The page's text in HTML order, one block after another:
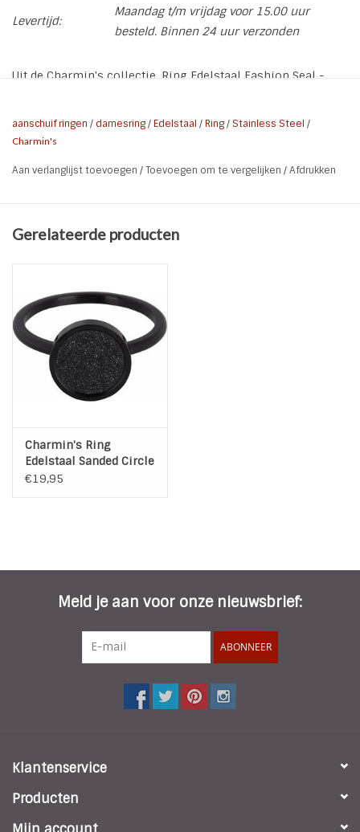
Levertijd:
Maandag t/m vrijdag voor 15.00 uur
besteld. Binnen 24 uur verzonden
Uit de Charmin's collectie. Ring Edelstaal Fashion Seal -
* Kleur: Zwart
* Materiaal: Hoogwaardig Edelstaal - Black Plated
Kijk voor garantie ook bijaanvullende garantievoorwaarden
aanschuif ringen / damesring/Edelstaal /Ring/ Stainless Steel /
Charmin's
Aan verlanglijst toevoegen /Toevoegen om te vergelijken /Afdrukken
Gerelateerde producten
Charmin's Ring
Edelstaal Sanded Circle
- Black
€19,95
Meld je aan voor onze nieuwsbrief:
ABONNEER
Klantenservice
Producten